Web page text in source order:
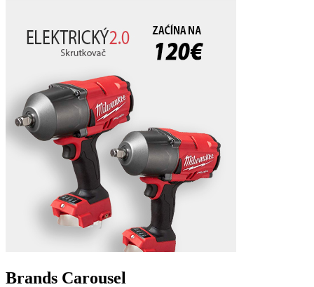
Brands Carousel